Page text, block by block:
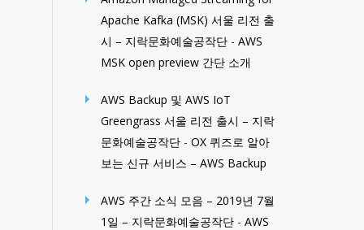
Apache Kafka (MSK) 서울 리전 출
시 – 지락문화예술공작단 - AWS
MSK open preview 간단 소개
AWS Backup 및 AWS IoT
Greengrass 서울 리전 출시 – 지락
문화예술공작단 - OX 퀴즈로 알아
보는 신규 서비스 – AWS Backup
AWS 주간 소식 모음 – 2019년 7월
1일 – 지락문화예술공작단 - AWS